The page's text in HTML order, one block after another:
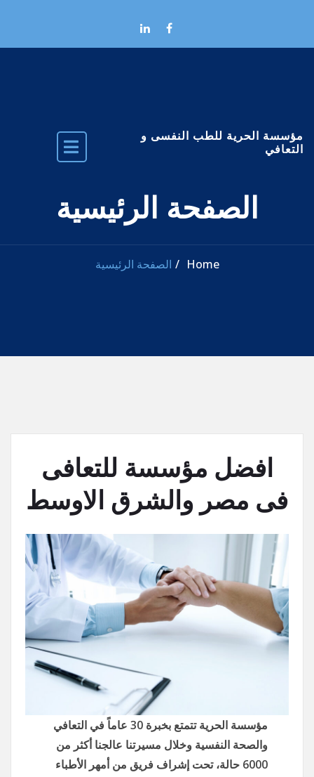
مؤسسة الحرية للطب النفسى و
التعافي
الصفحة الرئيسية
Home الصفحة الرئيسية
افضل مؤسسة للتعافى
فى مصر والشرق الاوسط
مؤسسة الحرية تتمتع بخبرة 30 عاماً في التعافي
والصحة النفسية وخلال مسيرتنا عالجنا أكثر من
6000 حالة، تحت إشراف فريق من أمهر الأطباء